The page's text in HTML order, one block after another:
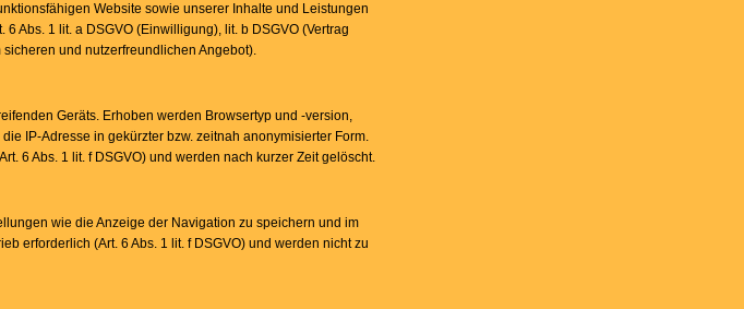
Website sowie unserer Inhalte und Leistungen
Abs. 1 lit. a DSGVO (Einwilligung), lit. b DSGVO (Vertrag
und nutzerfreundlichen Angebot).
Geräts. Erhoben werden Browsertyp und -version,
IP-Adresse in gekürzter bzw. zeitnah anonymisierter Form.
6 Abs. 1 lit. f DSGVO) und werden nach kurzer Zeit gelöscht.
wie die Anzeige der Navigation zu speichern und im
erforderlich (Art. 6 Abs. 1 lit. f DSGVO) und werden nicht zu